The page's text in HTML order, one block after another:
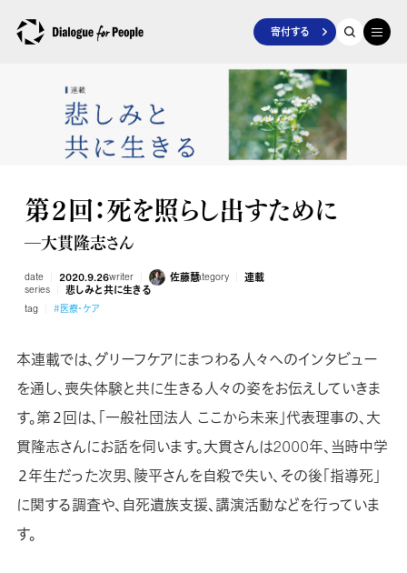
寄付する
第２回：死を照らし出すために
―大貫隆志さん
date 2020.9.26writer 佐藤慧category 連載
series 悲しみと共に生きる
tag #医療・ケア
本連載では、グリーフケアにまつわる人々へのインタビュー
を通し、喪失体験と共に生きる人々の姿をお伝えしていきま
す。第２回は、「一般社団法人 ここから未来」代表理事の、大
貫隆志さんにお話を伺います。大貫さんは2000年、当時中学
２年生だった次男、陵平さんを自殺で失い、その後「指導死」
に関する調査や、自死遺族支援、講演活動などを行っていま
す。